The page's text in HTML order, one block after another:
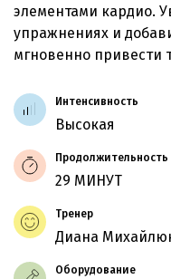
элементами кардио.
упражнениях и
мгновенно привести
Интенсивность
Высокая
Продолжительность
29 МИНУТ
Тренер
Диана
Оборудование